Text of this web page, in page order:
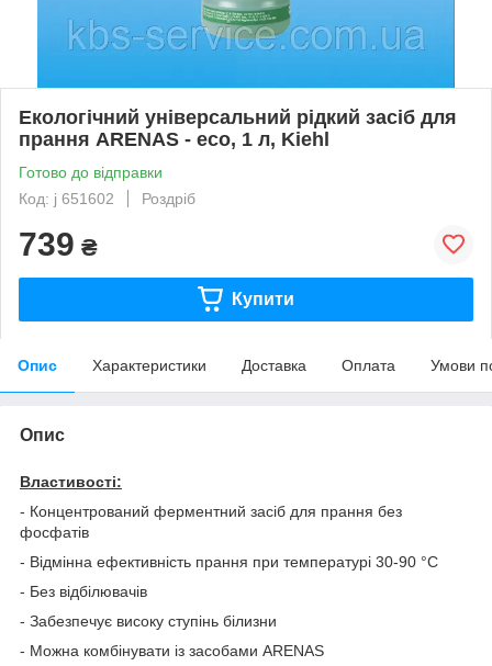
Екологічний універсальний рідкий засіб для
прання ARENAS - eco, 1 л, Kiehl
Готово до відправки
Код: j 651602
Роздріб
739 ₴
Купити
Опис Характеристики Доставка Оплата Умови
Опис
Властивості:
- Концентрований ферментний засіб для прання без
фосфатів
- Відмінна ефективність прання при температурі 30-90 °С
- Без відбілювачів
- Забезпечує високу ступінь білизни
- Можна комбінувати із засобами ARENAS